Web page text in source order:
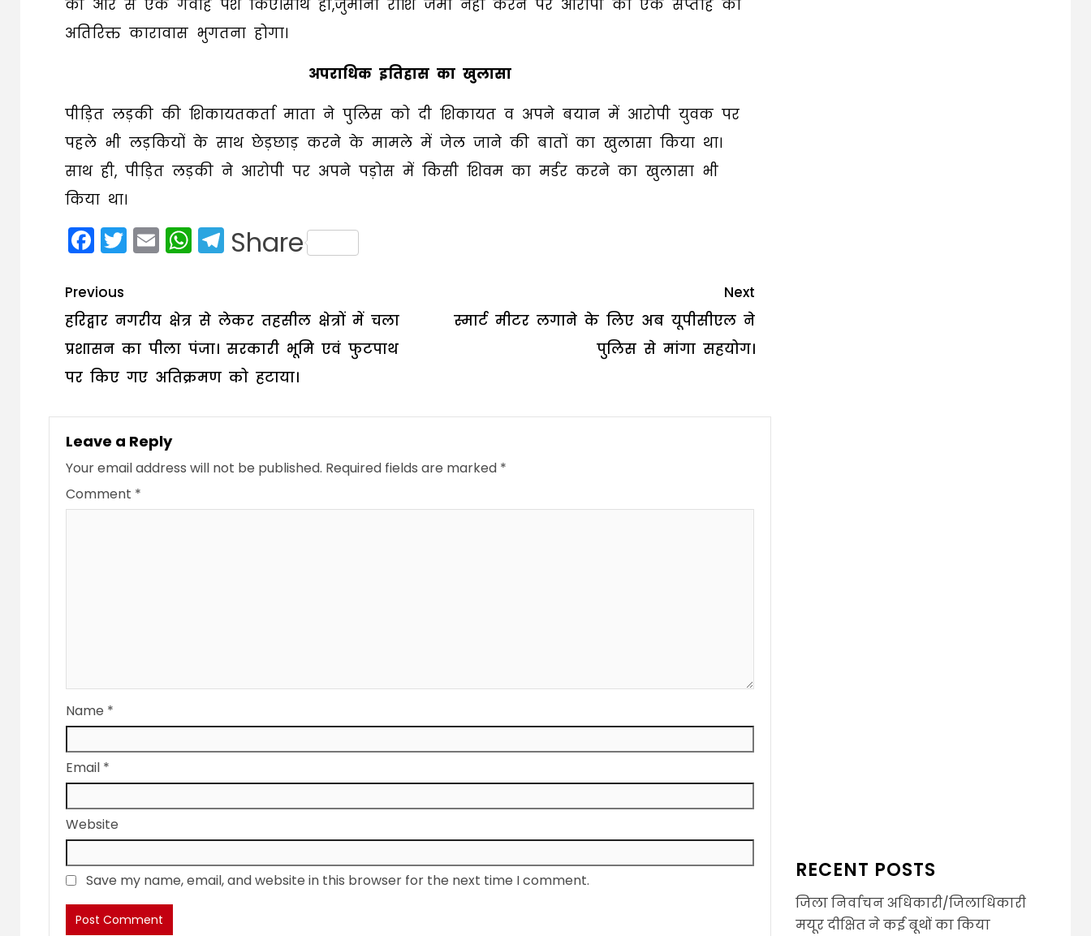
की ओर से एक गवाह पेश किए।साथ ही,जुर्माना राशि जमा नहीं करने पर आरोपी को एक सप्ताह का
अतिरिक्त कारावास भुगतना होगा।
अपराधिक इतिहास का खुलासा
पीड़ित लड़की की शिकायतकर्ता माता ने पुलिस को दी शिकायत व अपने बयान में आरोपी युवक पर
पहले भी लड़कियों के साथ छेड़छाड़ करने के मामले में जेल जाने की बातों का खुलासा किया था।
साथ ही, पीड़ित लड़की ने आरोपी पर अपने पड़ोस में किसी शिवम का मर्डर करने का खुलासा भी
किया था।
Facebook
Twitter
EmailWhatsApp
Telegram
Share
Post
navigation
Previous
हरिद्वार नगरीय क्षेत्र से लेकर तहसील क्षेत्रों में चला
प्रशासन का पीला पंजा। सरकारी भूमि एवं फुटपाथ
पर किए गए अतिक्रमण को हटाया।
Next
स्मार्ट मीटर लगाने के लिए अब यूपीसीएल ने
पुलिस से मांगा सहयोग।
Leave a Reply
Your email address will not be published. Required fields are marked *
Comment *
Name *
Email *
Website
Save my name, email, and website in this browser for the next time I comment. RECENT POSTS
जिला निर्वाचन अधिकारी/जिलाधिकारी
मयूर दीक्षित ने कई बूथों का किया